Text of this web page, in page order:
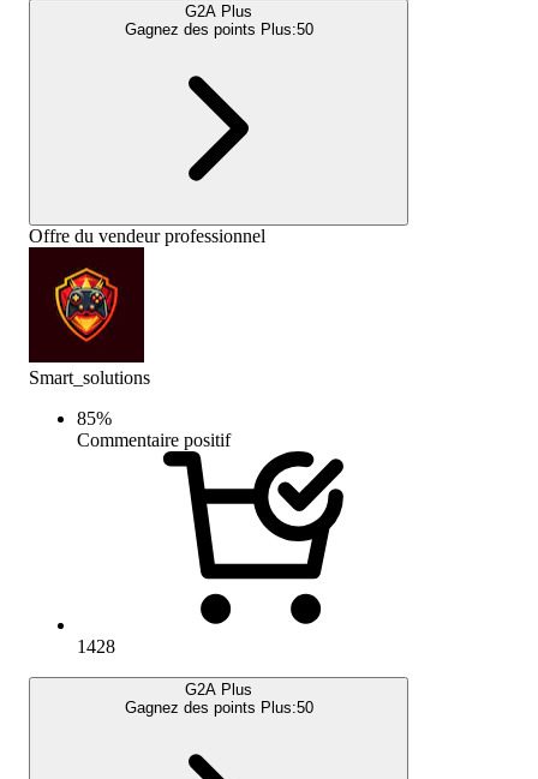
G2A Plus
Gagnez des points Plus:50
Offre du vendeur professionnel
Smart_solutions
85%
Commentaire positif
1428
G2A Plus
Gagnez des points Plus:50